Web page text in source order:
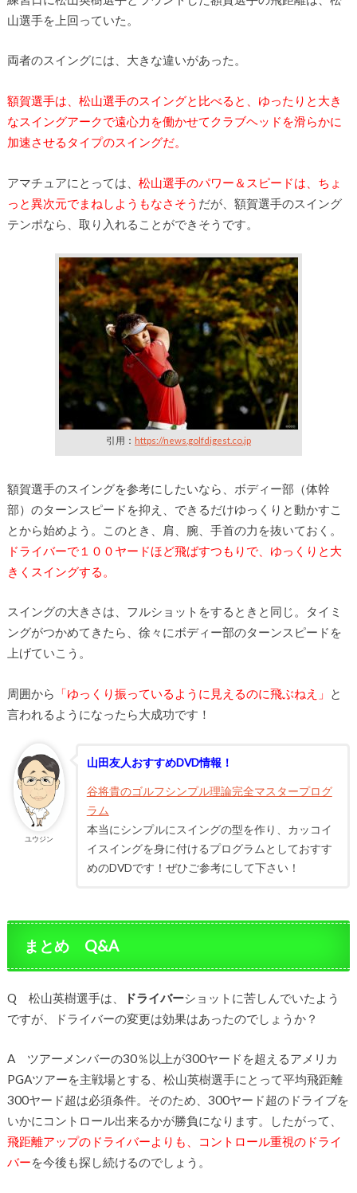
山選手を上回っていた。
両者のスイングには、大きな違いがあった。
額賀選手は、松山選手のスイングと比べると、ゆったりと大き
なスイングアークで遠心力を働かせてクラブヘッドを滑らかに
加速させるタイプのスイングだ。
アマチュアにとっては、 松山選手のパワー＆ スピードは、ちょ
っと異次元でまねしようもなさそう だが、額賀選手のス イング
テンポなら、取り入れることができそうです。
引用： https://news.golfdigest.co.jp
額賀選手のスイングを参考にしたいなら、ボディー部（体幹
部） のターンスピードを抑え、できるだけゆっくりと動かすこ
とから始めよう。このとき、肩、腕、手首の力を抜いておく。
ドライバーで１００ヤードほど飛ばすつもりで、ゆっくりと大
きく スイングする。
スイングの大きさは、フルショットをするときと同 じ。タイミ
ングがつかめてきたら、徐々にボディー部のターンスピード を
上げていこう。
周囲から 「ゆっくり振っているように見えるのに飛ぶねえ」
と
言われるようになったら大成功です！
ユウジン
山田友人おすすめDVD情報！
谷将貴のゴルフシンプル理論完全マスタープログ
ラム
本当にシンプルにスイングの型を作り、カッコイ
イスイングを身に付けるプログラムとしておすす
めのDVDです！ぜひご参考にして下さい！
まとめ Q&A
Q 松山英樹選手は、 ドライバーショットに苦しんでいたよう
ですが、ドライバーの変更は効果はあったのでしょうか？
A ツアーメンバーの30％以上が300ヤードを超えるアメリカ
PGAツアーを主戦場とする、松山英樹選手にとって平均飛距離
300ヤード超は必須条件。そのため、300ヤード超のドライブを
いかにコントロール出来るかが勝負になります。したがって、
飛距離アップのドライバーよりも、コントロール重視のドライ
バーを今後も探し続けるのでしょう。